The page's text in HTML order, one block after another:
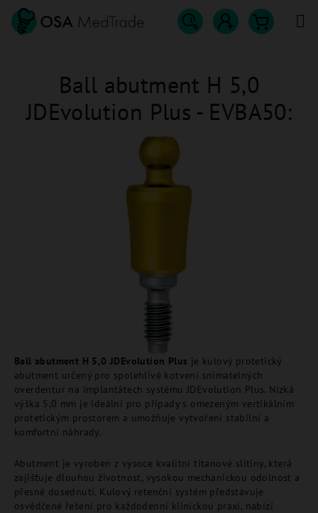
Přejít
obsah
Hledat
Ball abutment H 5,0 JDEvolution Plus je kulový protetický
abutment určený pro spolehlivé kotvení snímatelných
overdentur na implantátech systému JDEvolution Plus. Nízká
výška 5,0 mm je ideální pro případy s omezeným vertikálním
protetickým prostorem a umožňuje vytvoření stabilní a
komfortní náhrady.
Abutment je vyroben z vysoce kvalitní titanové slitiny, která
zajišťuje dlouhou životnost, vysokou mechanickou odolnost a
přesné dosednutí. Kulový retenční systém představuje
osvědčené řešení pro každodenní klinickou praxi, nabízí
Ball abutment H 5,0
JDEvolution Plus - EVBA50: